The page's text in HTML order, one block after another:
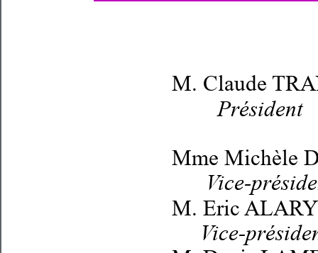
M. Claude
Président
Mme Michèle
Vice-
M. Eric ALARY
Vice-